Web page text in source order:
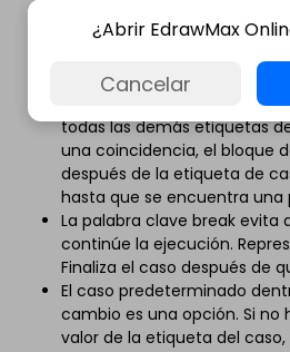
evaluarse y compararse
instancias designadas
Supongamos que la etiqueta
sistema busca una
todas las demás etiquetas
una coincidencia, el bloque
después de la etiqueta de
hasta que se encuentra una
La palabra clave break evita
continúe la ejecución.
Finaliza el caso después de
El caso predeterminado
cambio es una opción. Si no
valor de la etiqueta del
¿Abrir EdrawMax
Cancelar